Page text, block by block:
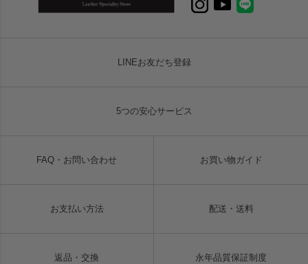
LINEお友だち登録
5つの安心サービス
FAQ・お問い合わせ お買い物ガイド
お支払い方法 配送・送料
返品・交換 永年品質保証制度